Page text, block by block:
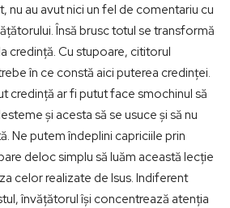
nu au avut nici un fel de comentariu cu
Însă brusc totul se transformă
credință. Cu stupoare, cititorul
în ce constă aici puterea credinței.
credință ar fi putut face smochinul să
și acesta să se usuce și să nu
Ne putem îndeplini capriciile prin
deloc simplu să luăm această lecție
celor realizate de Isus. Indiferent
învățătorul își concentrează atenția